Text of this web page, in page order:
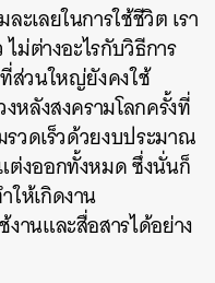
ะเลยในการใช้ชีวิต เรา
ม่ต่างอะไรกับวิธีการ
ส่วนใหญ่ยังคงใช้
หลังสงครามโลกครั้งที่
วดเร็วด้วยงบประมาณ
งออกทั้งหมด ซึ่งนั่นก็
ห้เกิดงาน
านและสื่อสารได้อย่าง